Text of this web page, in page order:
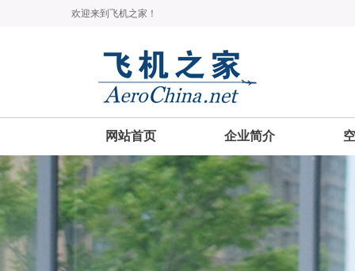
欢迎来到飞机之家！
网站首页 企业简介